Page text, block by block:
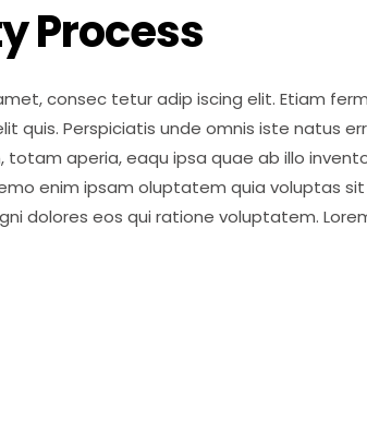
Process
consec tetur adip iscing elit. Etiam
quis. Perspiciatis unde omnis iste natus
totam aperia, eaqu ipsa quae ab illo
enim ipsam oluptatem quia voluptas
dolores eos qui ratione voluptatem.